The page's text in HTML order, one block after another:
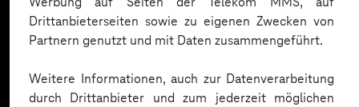
Drittanbieterseiten sowie zu eigenen Zwecken von
Partnern genutzt und mit Daten zusammengeführt.
Weitere Informationen, auch zur Datenverarbeitung
durch Drittanbieter und zum jederzeit möglichen